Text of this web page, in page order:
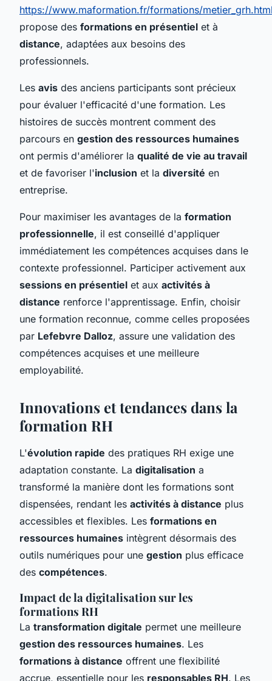
https://www.maformation.fr/formations/
propose des formations en présentiel et à
distance, adaptées aux besoins des
professionnels.
Les avis des anciens participants sont précieux
pour évaluer l'efficacité d'une formation. Les
histoires de succès montrent comment des
parcours en gestion des ressources humaines
ont permis d'améliorer la qualité de vie au travail
et de favoriser l'inclusion et la diversité en
entreprise.
Pour maximiser les avantages de la formation
professionnelle, il est conseillé d'appliquer
immédiatement les compétences acquises dans le
contexte professionnel. Participer activement aux
sessions en présentiel et aux activités à
distance renforce l'apprentissage. Enfin, choisir
une formation reconnue, comme celles proposées
par Lefebvre Dalloz, assure une validation des
compétences acquises et une meilleure
employabilité.
Innovations et tendances dans la
formation RH
L'évolution rapide des pratiques RH exige une
adaptation constante. La digitalisation a
transformé la manière dont les formations sont
dispensées, rendant les activités à distance plus
accessibles et flexibles. Les formations en
ressources humaines intègrent désormais des
outils numériques pour une gestion plus efficace
des compétences.
Impact de la digitalisation sur les
formations RH
La transformation digitale permet une meilleure
gestion des ressources humaines. Les
formations à distance offrent une flexibilité
accrue, essentielle pour les responsables RH. Les